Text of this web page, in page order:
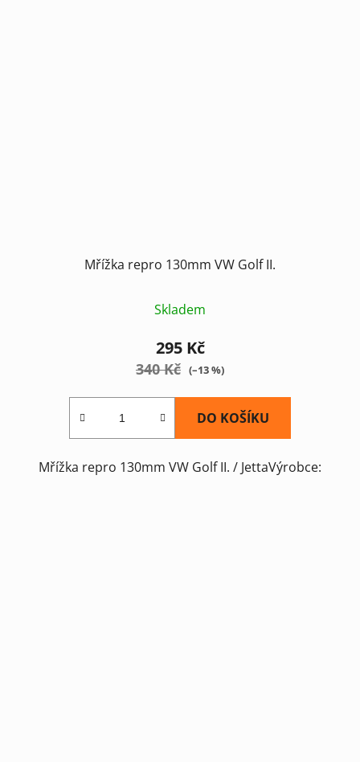
Mřížka repro 130mm VW Golf II.
Skladem
295 Kč
340 Kč (–13 %)
DO KOŠÍKU
Mřížka repro 130mm VW Golf II. / JettaVýrobce: